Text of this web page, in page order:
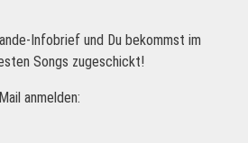
Infobrief und Du bekommst im
Songs zugeschickt!
anmelden: